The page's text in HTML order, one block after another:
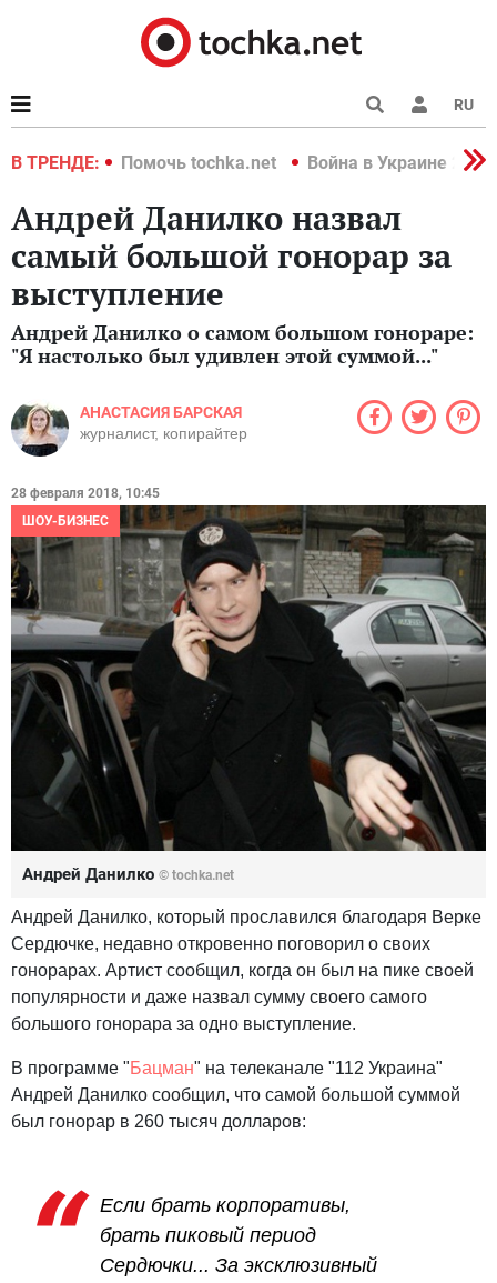
RU
В ТРЕНДЕ:
2022 Помочь tochka.net Война в Украине 2022
Андрей Данилко назвал
самый большой гонорар за
выступление
Андрей Данилко о самом большом гонораре:
"Я настолько был удивлен этой суммой..."
АНАСТАСИЯ БАРСКАЯ
журналист, копирайтер
28 февраля 2018, 10:45
ШОУ-БИЗНЕС
Андрей Данилко © tochka.net
Андрей Данилко, который прославился благодаря Верке
Сердючке, недавно откровенно поговорил о своих
гонорарах. Артист сообщил, когда он был на пике своей
популярности и даже назвал сумму своего самого
большого гонорара за одно выступление.
В программе "Бацман" на телеканале "112 Украина"
Андрей Данилко сообщил, что самой большой суммой
был гонорар в 260 тысяч долларов:
Если брать корпоративы,
брать пиковый период
Сердючки... За эксклюзивный